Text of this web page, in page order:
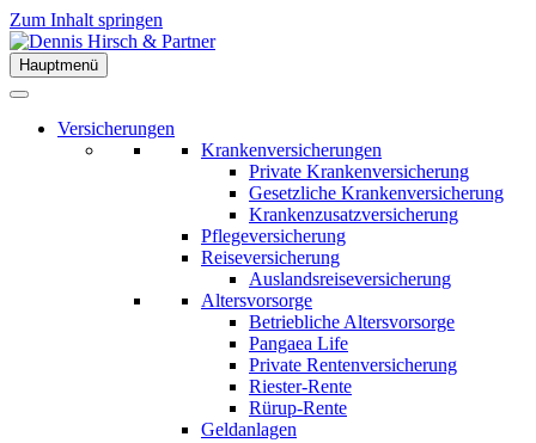
Zum Inhalt springen
Hauptmenü
Versicherungen
Krankenversicherungen
Private Krankenversicherung
Gesetzliche Krankenversicherung
Krankenzusatzversicherung
Pflegeversicherung
Reiseversicherung
Auslandsreiseversicherung
Altersvorsorge
Betriebliche Altersvorsorge
Pangaea Life
Private Rentenversicherung
Riester-Rente
Rürup-Rente
Geldanlagen